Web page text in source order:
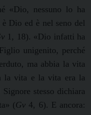
«Dio, nessuno lo ha
Dio ed è nel seno del
1, 18). «Dio infatti ha
unigenito, perché
ma abbia la vita
la vita e la vita era la
stesso dichiara
( Gv 4, 6). E ancora: